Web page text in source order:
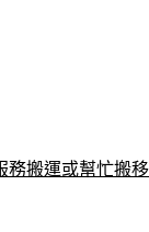
務搬運或幫忙搬移